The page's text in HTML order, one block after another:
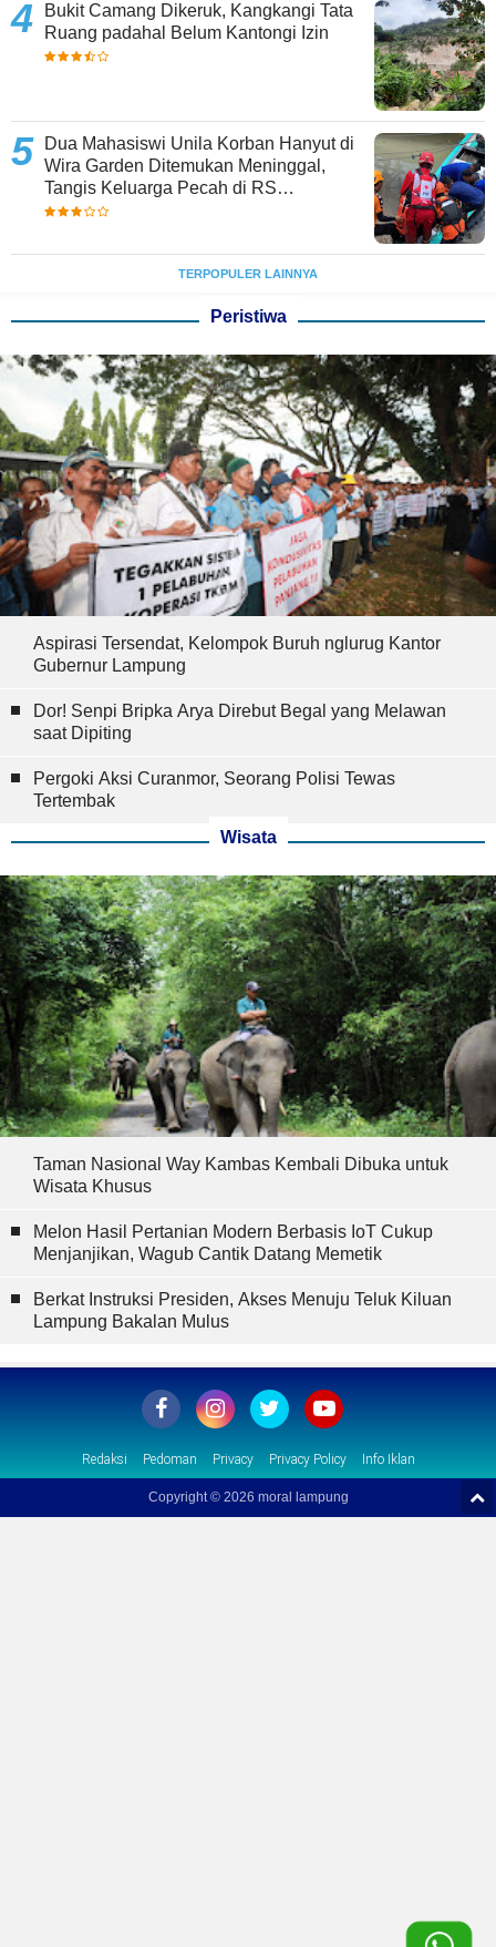
Bukit Camang Dikeruk, Kangkangi Tata
Ruang padahal Belum Kantongi Izin
Dua Mahasiswi Unila Korban Hanyut di
Wira Garden Ditemukan Meninggal,
Tangis Keluarga Pecah di RS
Bhayangkara
TERPOPULER LAINNYA
Peristiwa
Aspirasi Tersendat, Kelompok Buruh nglurug Kantor
Gubernur Lampung
Dor! Senpi Bripka Arya Direbut Begal yang Melawan
saat Dipiting
Pergoki Aksi Curanmor, Seorang Polisi Tewas
Tertembak
Wisata
Taman Nasional Way Kambas Kembali Dibuka untuk
Wisata Khusus
Melon Hasil Pertanian Modern Berbasis IoT Cukup
Menjanjikan, Wagub Cantik Datang Memetik
Berkat Instruksi Presiden, Akses Menuju Teluk Kiluan
Lampung Bakalan Mulus
Redaksi Pedoman Privacy Privacy Policy Info Iklan
Copyright © 2026 moral lampung